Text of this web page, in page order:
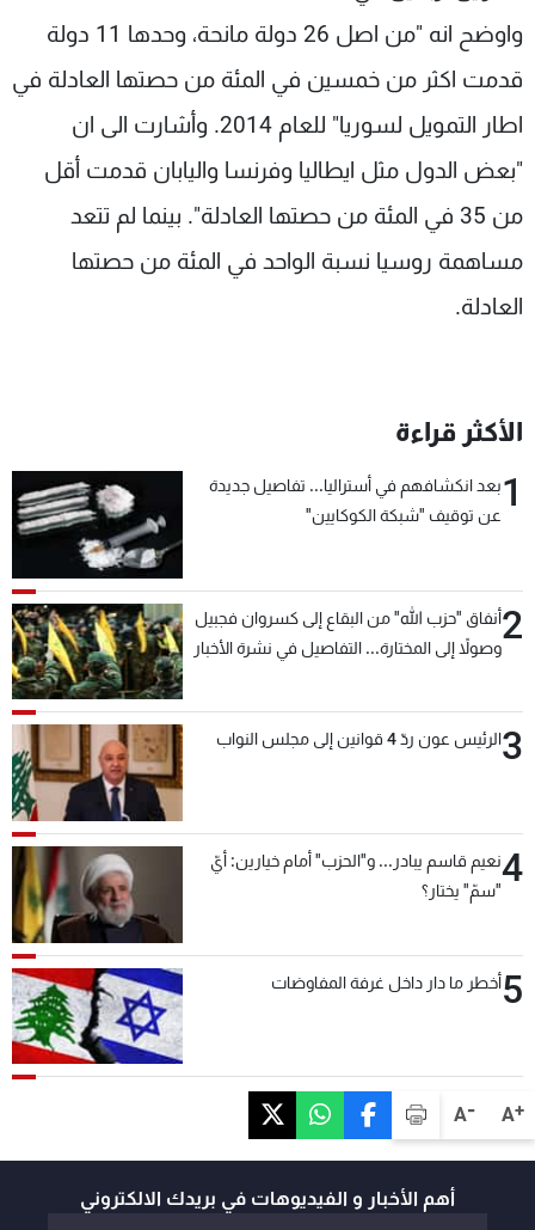
A+
A-
واوضح انه "من اصل 26 دولة مانحة، وحدها 11 دولة
قدمت اكثر من خمسين في المئة من حصتها العادلة في
اطار التمويل لسوريا" للعام 2014. وأشارت الى ان
"بعض الدول مثل ايطاليا وفرنسا واليابان قدمت أقل
من 35 في المئة من حصتها العادلة". بينما لم تتعد
مساهمة روسيا نسبة الواحد في المئة من حصتها
العادلة.
الأكثر قراءة
1بعد انكشافهم في أستراليا... تفاصيل جديدة
عن توقيف "شبكة الكوكايين"
2أنفاق "حزب الله" من البقاع إلى كسروان فجبيل
وصولاً إلى المختارة... التفاصيل في نشرة الأخبار
3الرئيس عون ردّ 4 قوانين إلى مجلس النواب
4نعيم قاسم يبادر... و"الحزب" أمام خيارين: أيّ
"سمّ" يختار؟
5أخطر ما دار داخل غرفة المفاوضات
أهم الأخبار و الفيديوهات في بريدك الالكتروني